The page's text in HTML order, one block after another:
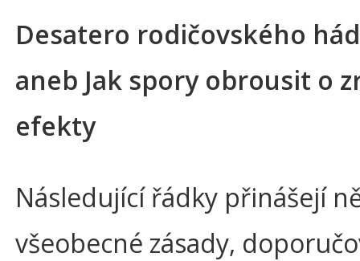
Desatero rodičovského
aneb Jak spory obrousit o
efekty
Následující řádky přinášejí
všeobecné zásady,